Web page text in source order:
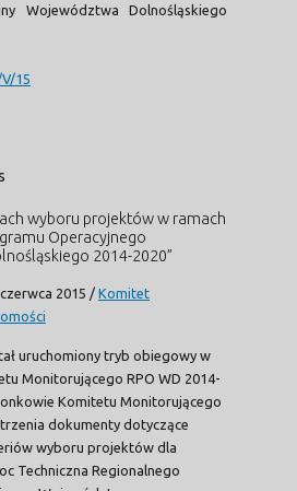
Województwa Dolnośląskiego
15
wyboru projektów w ramach
Operacyjnego
2014-2020”
2015 / Komitet
uruchomiony tryb obiegowy w
Monitorującego RPO WD 2014-
Komitetu Monitorującego
dokumenty dotyczące
wyboru projektów dla
Techniczna Regionalnego